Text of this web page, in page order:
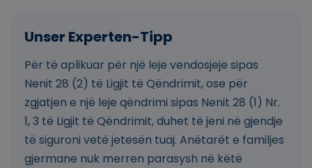
Për të aplikuar për një leje vendosjeje sipas
Nenit 28 (2) të Ligjit të Qëndrimit, ose për
zgjatjen e një leje qëndrimi sipas Nenit 28 (1) Nr.
1, 3 të Ligjit të Qëndrimit, duhet të jeni në gjendje
të siguroni vetë jetesën tuaj. Anëtarët e familjes
gjermane nuk merren parasysh në këtë